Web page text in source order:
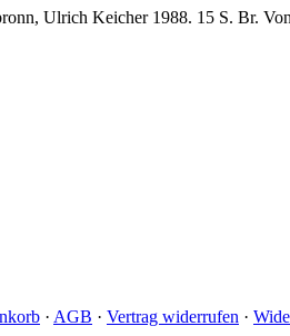
Ulrich Keicher 1988. 15 S. Br.
· AGB · Vertrag widerrufen ·